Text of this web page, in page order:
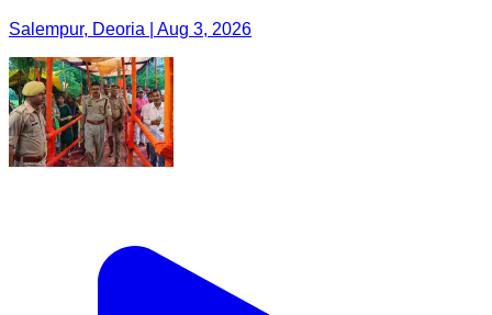
Salempur, Deoria | Aug 3, 2026